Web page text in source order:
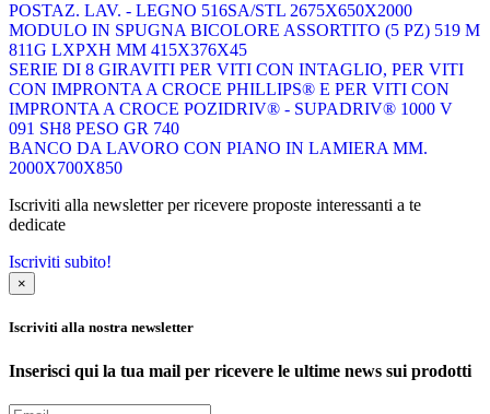
POSTAZ. LAV. - LEGNO 516SA/STL 2675X650X2000
MODULO IN SPUGNA BICOLORE ASSORTITO (5 PZ) 519 M
811G LXPXH MM 415X376X45
SERIE DI 8 GIRAVITI PER VITI CON INTAGLIO, PER VITI
CON IMPRONTA A CROCE PHILLIPS® E PER VITI CON
IMPRONTA A CROCE POZIDRIV® - SUPADRIV® 1000 V
091 SH8 PESO GR 740
BANCO DA LAVORO CON PIANO IN LAMIERA MM.
2000X700X850
Iscriviti alla newsletter per ricevere proposte interessanti a te
dedicate
Iscriviti subito!
×
Iscriviti alla nostra newsletter
Inserisci qui la tua mail per ricevere le ultime news sui prodotti